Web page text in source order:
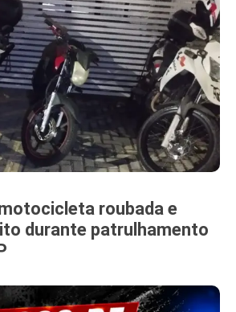
roubada e
durante patrulhamento